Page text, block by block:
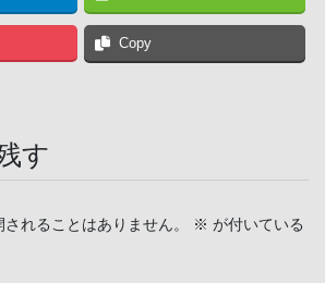
Copy
す
れることはありません。 ※ が付いている